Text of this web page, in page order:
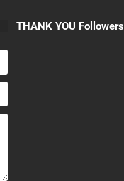
THANK YOU Followers